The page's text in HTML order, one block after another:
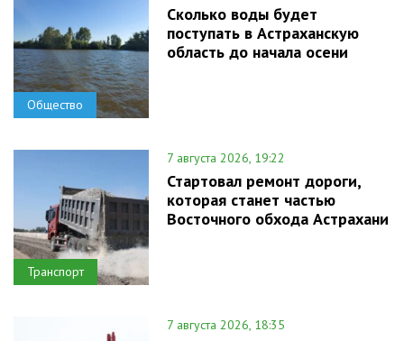
Общество
Сколько воды будет
поступать в Астраханскую
область до начала осени
Транспорт
7 августа 2026, 19:22
Стартовал ремонт дороги,
которая станет частью
Восточного обхода Астрахани
7 августа 2026, 18:35